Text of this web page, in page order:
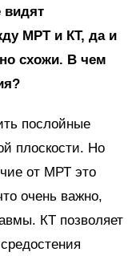
видят
МРТ и КТ, да и
схожи. В чем
послойные
плоскости. Но
от МРТ это
очень важно,
КТ позволяет